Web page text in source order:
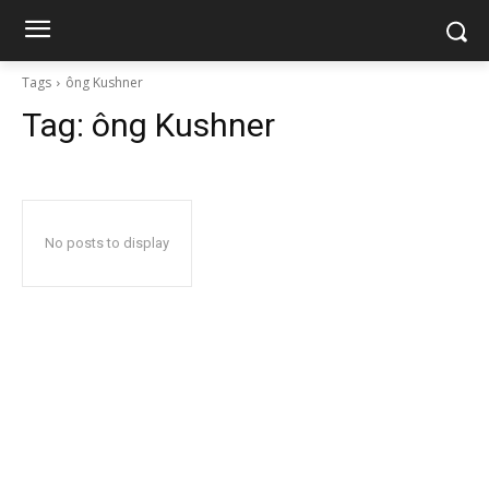
Tags ông Kushner
Tag: ông Kushner
No posts to display